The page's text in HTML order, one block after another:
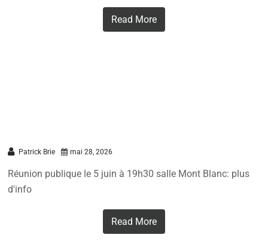
Read More
Patrick Brie mai 28, 2026
Réunion publique le 5 juin à 19h30 salle Mont Blanc: plus
d'info
Read More